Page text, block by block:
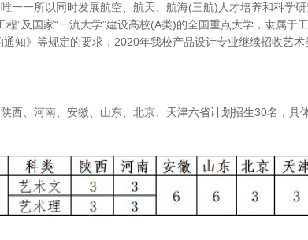
一所以同时发展航空、航天、航海(三航)人才培养和科学
”及国家“一流大学”建设高校(A类)的全国重点大学，隶属于
知》等规定的要求，2020年我校产品设计专业继续招收艺术
、河南、安徽、山东、北京、天津六省计划招生30名，具